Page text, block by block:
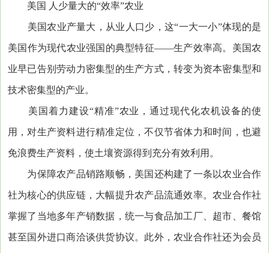
美国 人少量大的“效率”农业
美国农业产量大，从业人口少，这“一大一小”体现的是
美国作为现代农业强国的典型特征——生产效率高。美国农
业早已告别劳动力密集型的生产方式，转变为资本密集型和
技术密集型的产业。
美国着力建设“精准”农业，通过现代化农机设备的使
用，对生产资料进行精准定位，不仅节省体力和时间，也避
免浪费生产资料，使土壤资源得到充分有效利用。
为保障农产品销路顺畅，美国还构建了一条以农业合作
社为核心的供应链，大幅提升农产品流通效率。农业合作社
掌握了当地多年产销数据，统一与食品加工厂、超市、餐馆
甚至国外进口商洽谈供货协议。此外，农业合作社还为会员